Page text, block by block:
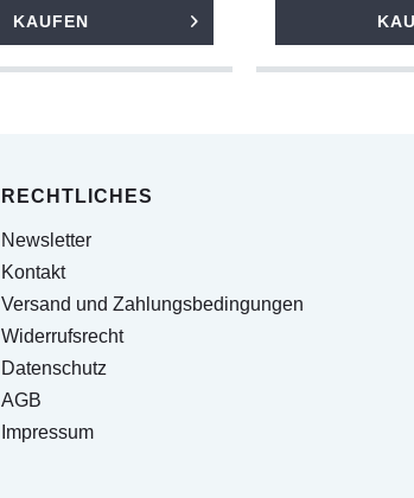
KAUFEN
RECHTLICHES
Newsletter
Kontakt
Versand und Zahlungsbedingungen
Widerrufsrecht
Datenschutz
AGB
Impressum